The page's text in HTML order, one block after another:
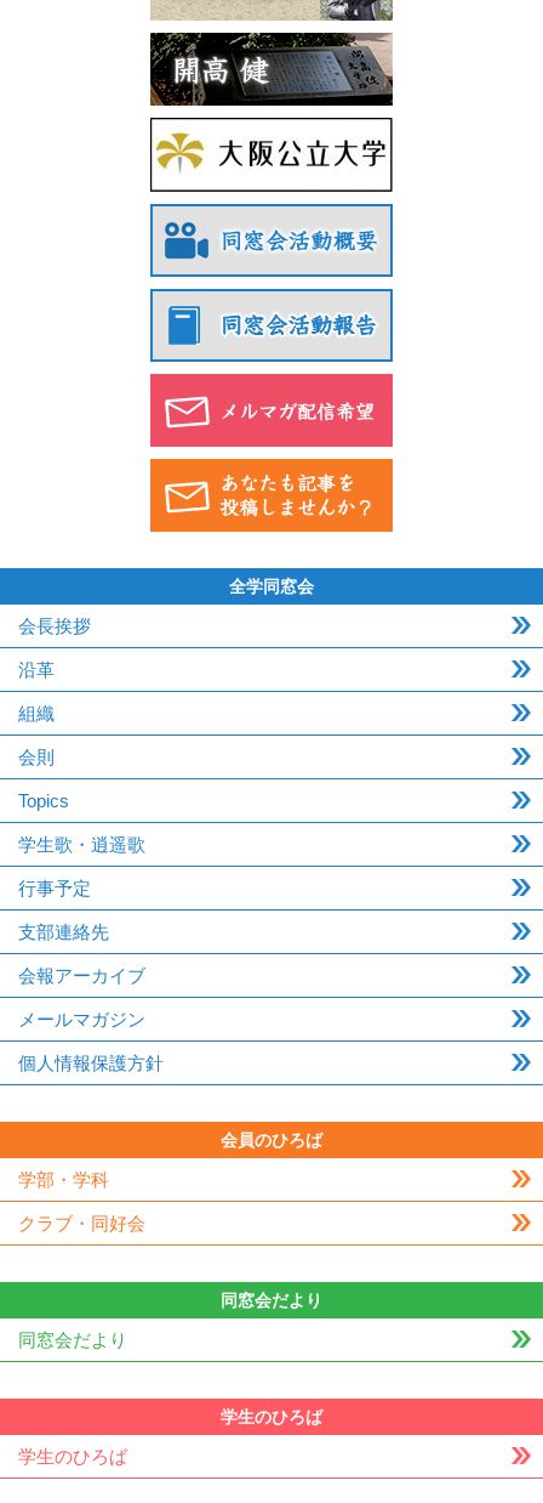
全学同窓会
会長挨拶
沿革
組織
会則
Topics
学生歌・逍遥歌
行事予定
支部連絡先
会報アーカイブ
メールマガジン
個人情報保護方針
会員のひろば
学部・学科
クラブ・同好会
同窓会だより
同窓会だより
学生のひろば
学生のひろば